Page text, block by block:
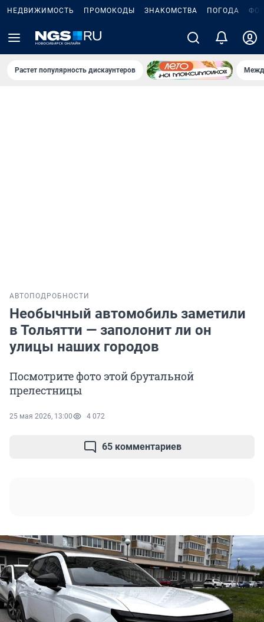
НЕДВИЖИМОСТЬ ПРОМОКОДЫ ЗНАКОМСТВА ПОГОДА
Растет популярность дискаунтеров
АВТО ПОДРОБНОСТИ
Необычный автомобиль заметили
в Тольятти — заполонит ли он
улицы наших городов
Посмотрите фото этой брутальной
прелестницы
25 мая 2026, 13:00 4 072
65 комментариев